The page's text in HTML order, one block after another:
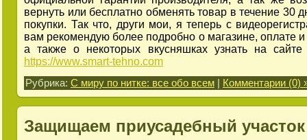
вернуть или бесплатно обменять товар в течение 30
покупки. Так что, други мои, я теперь с
вам рекомендую более подробно о магазине, оплате и
а также о некоторых вкусняшках узнать на сайте
https://www.smart-tehno.com
Рубрика: С миру по нитке: все обо всем Комментарии (0)
Защищаем приусадебный участок